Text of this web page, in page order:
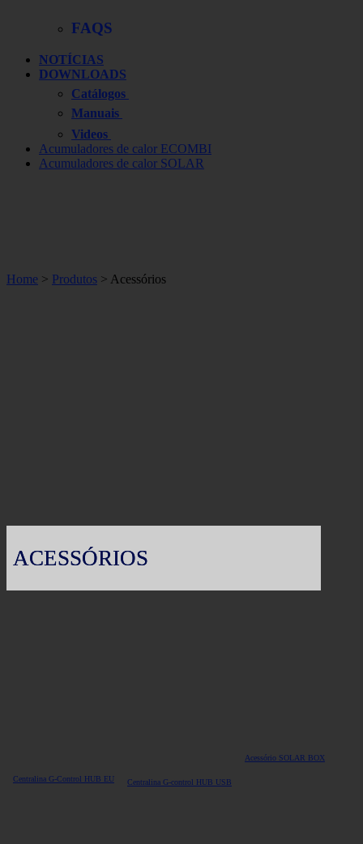
FAQS
NOTÍCIAS
DOWNLOADS
Catálogos
Manuais
Videos
Acumuladores de calor ECOMBI
Acumuladores de calor SOLAR
Home > Produtos > Acessórios
ACESSÓRIOS
Centralina G-Control HUB EU Centralina G-control HUB USB
Acessório SOLAR BOX